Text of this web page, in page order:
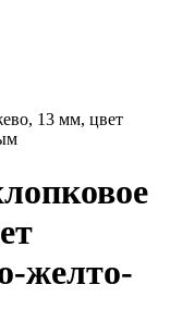
13 мм, цвет
желто-